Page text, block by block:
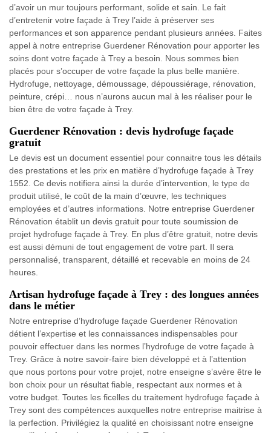
d’avoir un mur toujours performant, solide et sain. Le fait
d’entretenir votre façade à Trey l’aide à préserver ses
performances et son apparence pendant plusieurs années. Faites
appel à notre entreprise Guerdener Rénovation pour apporter les
soins dont votre façade à Trey a besoin. Nous sommes bien
placés pour s’occuper de votre façade la plus belle manière.
Hydrofuge, nettoyage, démoussage, dépoussiérage, rénovation,
peinture, crépi… nous n’aurons aucun mal à les réaliser pour le
bien être de votre façade à Trey.
Guerdener Rénovation : devis hydrofuge façade
gratuit
Le devis est un document essentiel pour connaitre tous les détails
des prestations et les prix en matière d’hydrofuge façade à Trey
1552. Ce devis notifiera ainsi la durée d’intervention, le type de
produit utilisé, le coût de la main d’œuvre, les techniques
employées et d’autres informations. Notre entreprise Guerdener
Rénovation établit un devis gratuit pour toute soumission de
projet hydrofuge façade à Trey. En plus d’être gratuit, notre devis
est aussi démuni de tout engagement de votre part. Il sera
personnalisé, transparent, détaillé et recevable en moins de 24
heures.
Artisan hydrofuge façade à Trey : des longues années
dans le métier
Notre entreprise d’hydrofuge façade Guerdener Rénovation
détient l’expertise et les connaissances indispensables pour
pouvoir effectuer dans les normes l’hydrofuge de votre façade à
Trey. Grâce à notre savoir-faire bien développé et à l’attention
que nous portons pour votre projet, notre enseigne s’avère être le
bon choix pour un résultat fiable, respectant aux normes et à
votre budget. Toutes les ficelles du traitement hydrofuge façade à
Trey sont des compétences auxquelles notre entreprise maitrise à
la perfection. Privilégiez la qualité en choisissant notre enseigne